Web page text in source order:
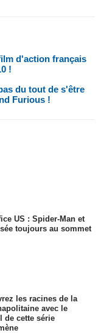
d'action français
!
du tout de s'être
Furious !
US : Spider-Man et
toujours au sommet
les racines de la
avec le
de cette série